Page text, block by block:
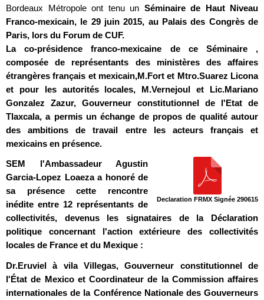
Bordeaux Métropole ont tenu un Séminaire de Haut Niveau
Franco-mexicain, le 29 juin 2015, au Palais des Congrès de
Paris, lors du Forum de CUF.
La co-présidence franco-mexicaine de ce Séminaire ,
composée de représentants des ministères des affaires
étrangères français et mexicain,M.Fort et Mtro.Suarez Licona
et pour les autorités locales, M.Vernejoul et Lic.Mariano
Gonzalez Zazur, Gouverneur constitutionnel de l'Etat de
Tlaxcala, a permis un échange de propos de qualité autour
des ambitions de travail entre les acteurs français et
mexicains en présence.
Declaration FRMX Signée 290615
SEM l'Ambassadeur Agustin
Garcia-Lopez Loaeza a honoré de
sa présence cette rencontre
inédite entre 12 représentants de
collectivités, devenus les signataires de la Déclaration
politique concernant l'action extérieure des collectivités
locales de France et du Mexique :
Dr.Eruviel à vila Villegas, Gouverneur constitutionnel de
l'État de Mexico et Coordinateur de la Commission affaires
internationales de la Conférence Nationale des Gouverneurs